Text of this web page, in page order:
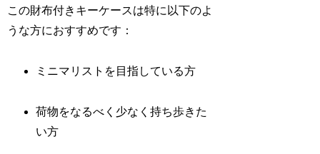
この財布付きキーケースは特に以下のよ
うな方におすすめです：
ミニマリストを目指している方
荷物をなるべく少なく持ち歩きた
い方